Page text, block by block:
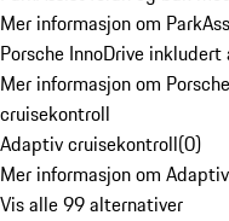
Mer informasjon om
Porsche InnoDrive
Mer informasjon om
cruisekontroll
Adaptiv cruisekontroll(0)
Mer informasjon om
Vis alle 99 alternativer